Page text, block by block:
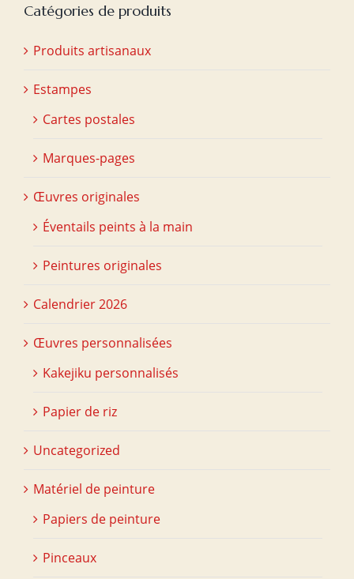
Catégories de produits
Produits artisanaux
Estampes
Cartes postales
Marques-pages
Œuvres originales
Éventails peints à la main
Peintures originales
Calendrier 2026
Œuvres personnalisées
Kakejiku personnalisés
Papier de riz
Uncategorized
Matériel de peinture
Papiers de peinture
Pinceaux